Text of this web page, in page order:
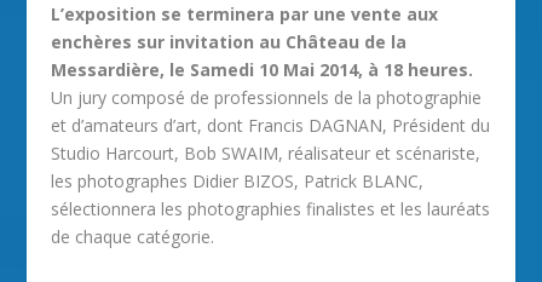
L’exposition se terminera par une vente aux
enchères sur invitation au Château de la
Messardière, le Samedi 10 Mai 2014, à 18 heures.
Un jury composé de professionnels de la photographie
et d’amateurs d’art, dont Francis DAGNAN, Président du
Studio Harcourt, Bob SWAIM, réalisateur et scénariste,
les photographes Didier BIZOS, Patrick BLANC,
sélectionnera les photographies finalistes et les lauréats
de chaque catégorie.